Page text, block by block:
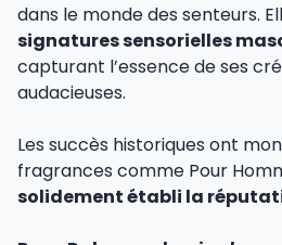
dans le monde des senteurs.
signatures sensorielles
capturant l’essence de ses
audacieuses.
Les succès historiques ont
fragrances comme Pour
solidement établi la